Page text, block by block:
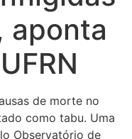
aponta
de morte no
como tabu. Uma
Observatório de